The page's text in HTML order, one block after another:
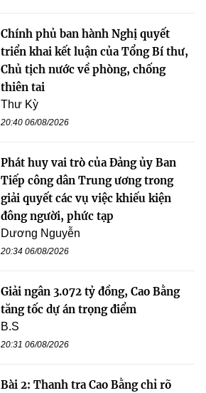
Chính phủ ban hành Nghị quyết
triển khai kết luận của Tổng Bí thư,
Chủ tịch nước về phòng, chống
thiên tai
Thư Kỳ
20:40 06/08/2026
Phát huy vai trò của Đảng ủy Ban
Tiếp công dân Trung ương trong
giải quyết các vụ việc khiếu kiện
đông người, phức tạp
Dương Nguyễn
20:34 06/08/2026
Giải ngân 3.072 tỷ đồng, Cao Bằng
tăng tốc dự án trọng điểm
B.S
20:31 06/08/2026
Bài 2: Thanh tra Cao Bằng chỉ rõ